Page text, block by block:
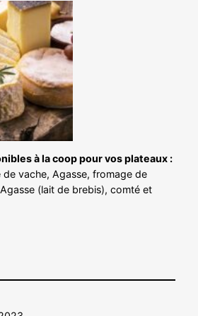
à la coop pour vos plateaux :
de vache, Agasse, fromage de
(lait de brebis), comté et